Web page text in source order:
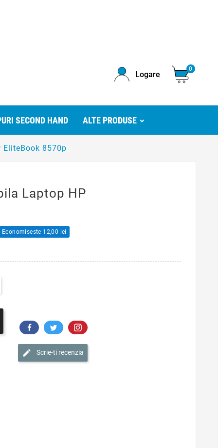
Logare
0
SECOND HAND ALTE PRODUSE
8570p
Laptop HP
Economiseste 12,00 lei
Scrie-ti recenzia